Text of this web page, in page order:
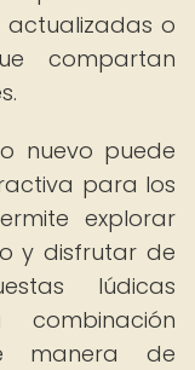
actualizadas o
compartan
nuevo puede
para los
explorar
y disfrutar de
lúdicas
combinación
manera de